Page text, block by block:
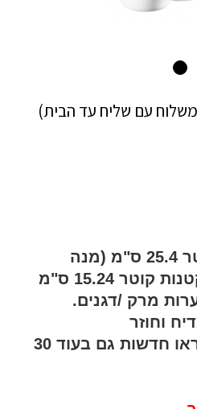
עם שליח עד הבית)
16 צלחות גדולות קוטר 25.4 ס"מ (מנה
עיקרית), 16 צלחות קטנות קוטר 15.24 ס"מ
וחוזר
חלילה... הצלחות שיראו חדשות גם בעוד 30